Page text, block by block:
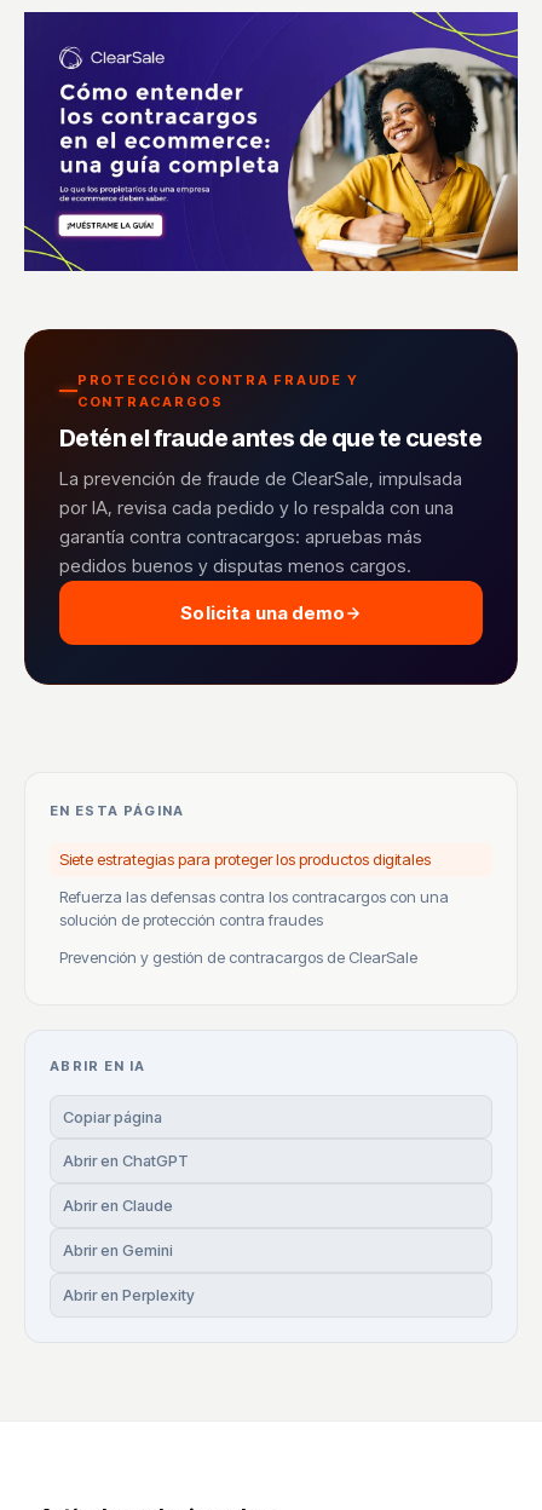
PROTECCIÓN CONTRA FRAUDE Y
CONTRACARGOS
Detén el fraude antes de que te cueste
La prevención de fraude de ClearSale, impulsada
por IA, revisa cada pedido y lo respalda con una
garantía contra contracargos: apruebas más
pedidos buenos y disputas menos cargos.
Solicita una demo
EN ESTA PÁGINA
Siete estrategias para proteger los productos digitales
Refuerza las defensas contra los contracargos con una
solución de protección contra fraudes
Prevención y gestión de contracargos de ClearSale
ABRIR EN IA
Copiar página
Abrir en ChatGPT
Abrir en Claude
Abrir en Gemini
Abrir en Perplexity